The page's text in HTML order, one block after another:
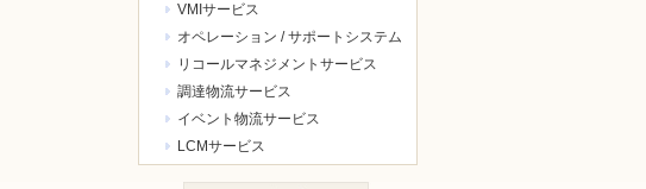
VMIサービス
オペレーション / サポートシステム
リコールマネジメントサービス
調達物流サービス
イベント物流サービス
LCMサービス